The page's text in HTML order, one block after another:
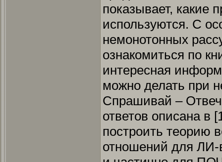
показывает, какие
используются. С
немонотонных
ознакомиться по
интересная
можно делать при
Спрашивай –
ответов описана в
построить теорию
отношений для